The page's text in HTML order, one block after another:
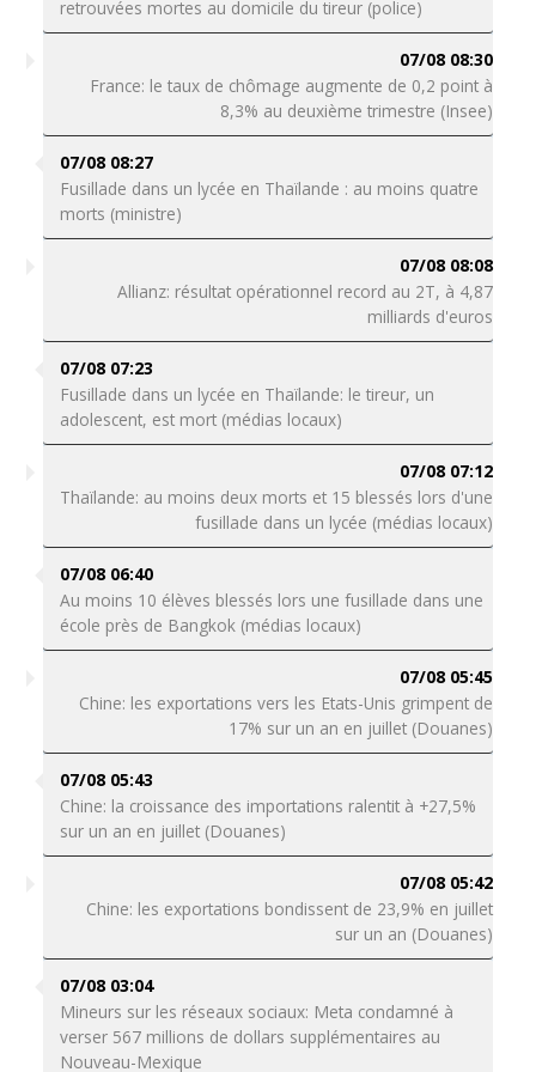
retrouvées mortes au domicile du tireur (police)
07/08 08:30
France: le taux de chômage augmente de 0,2 point à
8,3% au deuxième trimestre (Insee)
07/08 08:27
Fusillade dans un lycée en Thaïlande : au moins quatre
morts (ministre)
07/08 08:08
Allianz: résultat opérationnel record au 2T, à 4,87
milliards d'euros
07/08 07:23
Fusillade dans un lycée en Thaïlande: le tireur, un
adolescent, est mort (médias locaux)
07/08 07:12
Thaïlande: au moins deux morts et 15 blessés lors d'une
fusillade dans un lycée (médias locaux)
07/08 06:40
Au moins 10 élèves blessés lors une fusillade dans une
école près de Bangkok (médias locaux)
07/08 05:45
Chine: les exportations vers les Etats-Unis grimpent de
17% sur un an en juillet (Douanes)
07/08 05:43
Chine: la croissance des importations ralentit à +27,5%
sur un an en juillet (Douanes)
07/08 05:42
Chine: les exportations bondissent de 23,9% en juillet
sur un an (Douanes)
07/08 03:04
Mineurs sur les réseaux sociaux: Meta condamné à
verser 567 millions de dollars supplémentaires au
Nouveau-Mexique